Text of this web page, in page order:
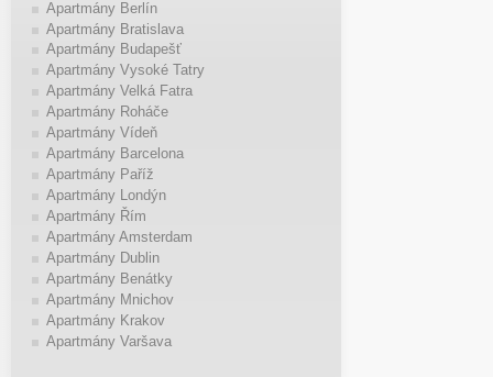
Apartmány Berlín
Apartmány Bratislava
Apartmány Budapešť
Apartmány Vysoké Tatry
Apartmány Velká Fatra
Apartmány Roháče
Apartmány Vídeň
Apartmány Barcelona
Apartmány Paříž
Apartmány Londýn
Apartmány Řím
Apartmány Amsterdam
Apartmány Dublin
Apartmány Benátky
Apartmány Mnichov
Apartmány Krakov
Apartmány Varšava